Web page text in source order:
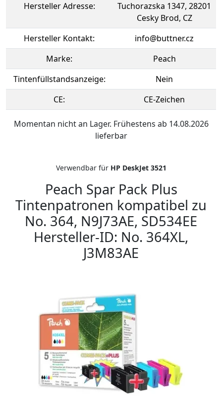
Hersteller Adresse:
Tuchorazska 1347, 28201
Cesky Brod, CZ
Hersteller Kontakt:
info@buttner.cz
Marke:
Peach
Tintenfüllstandsanzeige:
Nein
CE:
CE-Zeichen
Momentan nicht an Lager. Frühestens ab 14.08.2026
lieferbar
Verwendbar für HP DeskJet 3521
Peach Spar Pack Plus
Tintenpatronen kompatibel zu
No. 364, N9J73AE, SD534EE
Hersteller-ID: No. 364XL,
J3M83AE